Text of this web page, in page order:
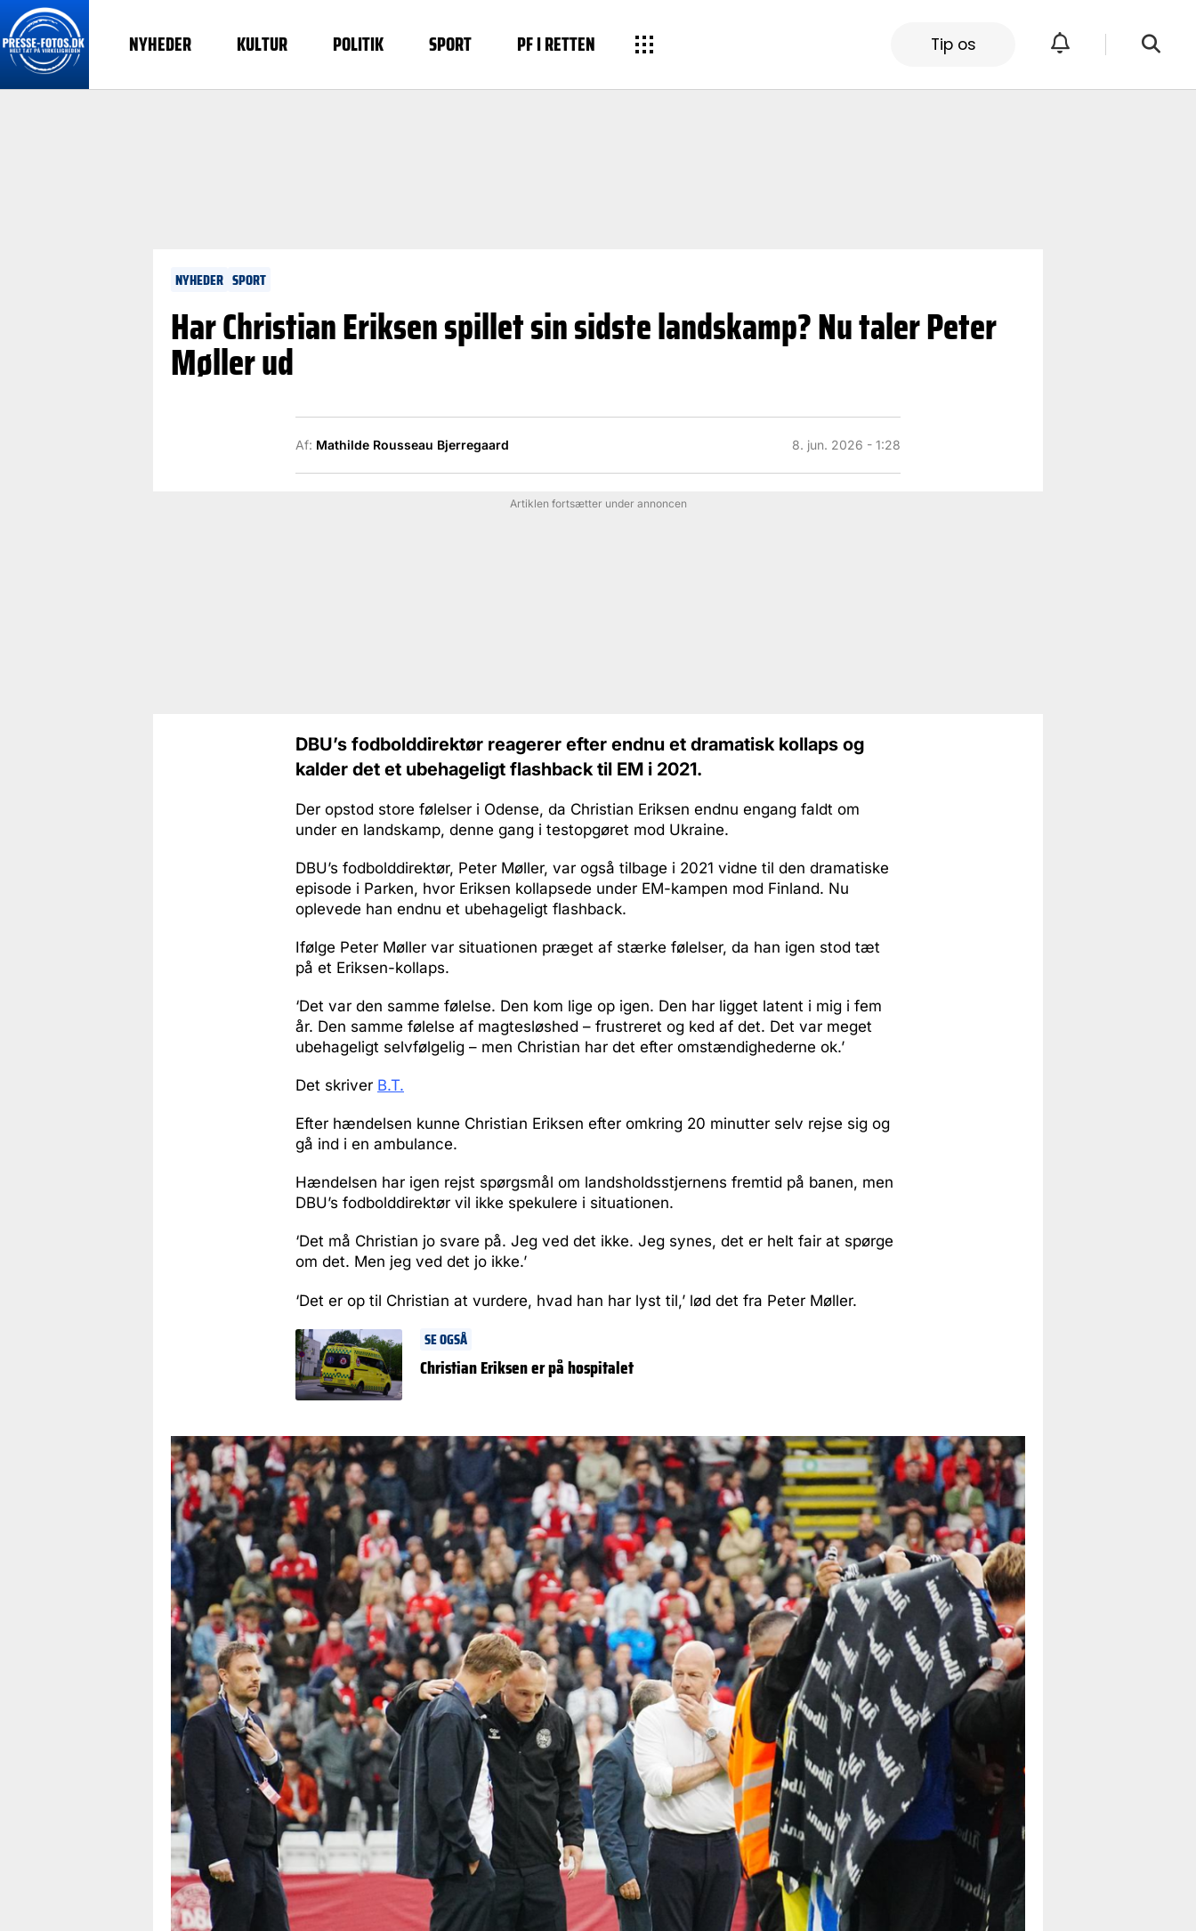
NYHEDER KULTUR POLITIK SPORT PF I RETTEN Tip os
NYHEDER SPORT
Har Christian Eriksen spillet sin sidste landskamp? Nu taler Peter
Møller ud
Af: Mathilde Rousseau Bjerregaard 8. jun. 2026 - 1:28
Artiklen fortsætter under annoncen
DBU’s fodbolddirektør reagerer efter endnu et dramatisk kollaps og
kalder det et ubehageligt flashback til EM i 2021.
Der opstod store følelser i Odense, da Christian Eriksen endnu engang faldt om
under en landskamp, denne gang i testopgøret mod Ukraine.
DBU’s fodbolddirektør, Peter Møller, var også tilbage i 2021 vidne til den dramatiske
episode i Parken, hvor Eriksen kollapsede under EM-kampen mod Finland. Nu
oplevede han endnu et ubehageligt flashback.
Ifølge Peter Møller var situationen præget af stærke følelser, da han igen stod tæt
på et Eriksen-kollaps.
‘Det var den samme følelse. Den kom lige op igen. Den har ligget latent i mig i fem
år. Den samme følelse af magtesløshed – frustreret og ked af det. Det var meget
ubehageligt selvfølgelig – men Christian har det efter omstændighederne ok.’
Det skriver B.T.
Efter hændelsen kunne Christian Eriksen efter omkring 20 minutter selv rejse sig og
gå ind i en ambulance.
Hændelsen har igen rejst spørgsmål om landsholdsstjernens fremtid på banen, men
DBU’s fodbolddirektør vil ikke spekulere i situationen.
‘Det må Christian jo svare på. Jeg ved det ikke. Jeg synes, det er helt fair at spørge
om det. Men jeg ved det jo ikke.’
‘Det er op til Christian at vurdere, hvad han har lyst til,’ lød det fra Peter Møller.
SE OGSÅ
Christian Eriksen er på hospitalet